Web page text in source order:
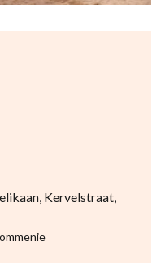
Kervelstraat,